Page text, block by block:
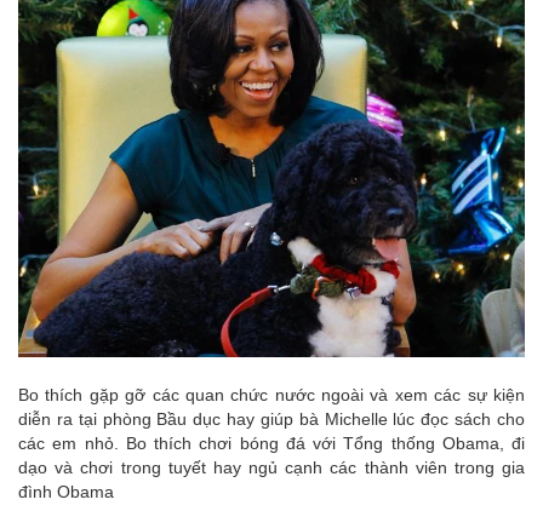
Bo thích gặp gỡ các quan chức nước ngoài và xem các sự kiện
diễn ra tại phòng Bầu dục hay giúp bà Michelle lúc đọc sách cho
các em nhỏ. Bo thích chơi bóng đá với Tổng thống Obama, đi
dạo và chơi trong tuyết hay ngủ cạnh các thành viên trong gia
đình Obama